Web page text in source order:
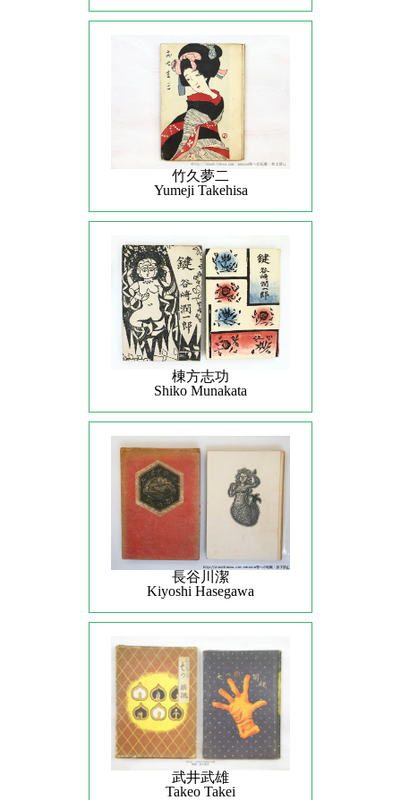
竹久夢二
Yumeji Takehisa
棟方志功
Shiko Munakata
長谷川潔
Kiyoshi Hasegawa
武井武雄
Takeo Takei